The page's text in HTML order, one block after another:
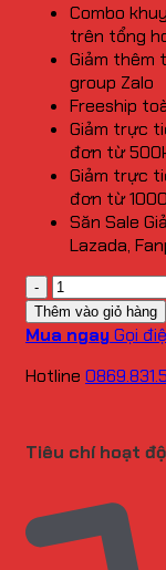
Combo
trên tổng
Giảm thêm
group Zalo
Freeship
Giảm trực
đơn từ
Giảm trực
đơn từ
Săn Sale
Lazada,
Số
lượng
Thêm vào giỏ hàng
Mua ngayGọi
Hotline
Tiêu chí hoạt